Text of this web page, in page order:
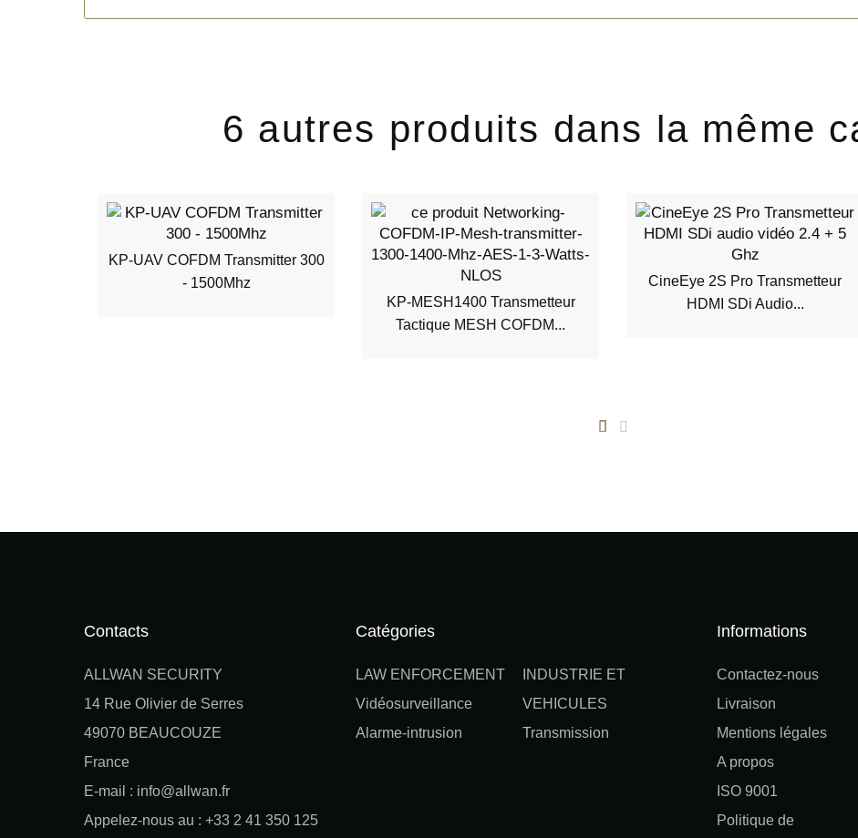
6 autres produits dans la même
KP-UAV COFDM Transmitter 300
- 1500Mhz
KP-MESH1400 Transmetteur
Tactique MESH COFDM...
CineEye 2S Pro Transmetteur
HDMI SDi Audio...
Contacts
ALLWAN SECURITY
14 Rue Olivier de Serres
49070 BEAUCOUZE
France
E-mail : info@allwan.fr
Appelez-nous au : +33 2 41 350 125
Catégories
INDUSTRIE ET
VEHICULES
LAW ENFORCEMENT
Vidéosurveillance
Transmission
Alarme-intrusion
Informations
Contactez-nous
Livraison
Mentions légales
A propos
ISO 9001
Politique de